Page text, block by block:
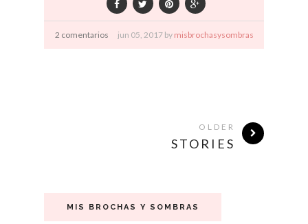
2 comentarios jun 05, 2017 by misbrochasysombras
OLDER
STORIES
MIS BROCHAS Y SOMBRAS